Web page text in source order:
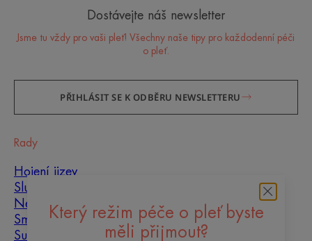
Který režim péče o pleť byste
měli přijmout?
Dostávejte náš newsletter
Jsme tu vždy pro vaši pleť! Všechny naše tipy pro každodenní péči
o pleť.
PŘIHLÁSIT SE K ODBĚRU NEWSLETTERU
Rady
Hojení jizev
Slunce
Nedokonalosti pleti
Smíšená pleť
Suchá pleť